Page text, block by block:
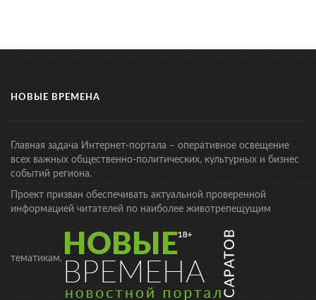
НОВЫЕ ВРЕМЕНА
Главная задача Интернет-портала – оперативное освещение
всех важных общественно-политических, культурных и бизнес
событий региона.
Проект призван обеспечивать актуальной проверенной
информацией читателей по наиболее животрепещущим
тематикам.